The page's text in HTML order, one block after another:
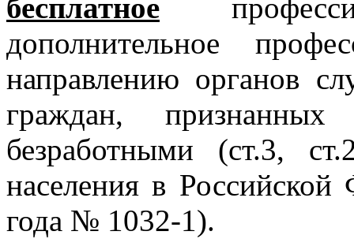
бесплатное
дополнительное
направлению органов
граждан,
безработными (ст.3,
населения в
года № 1032-1).